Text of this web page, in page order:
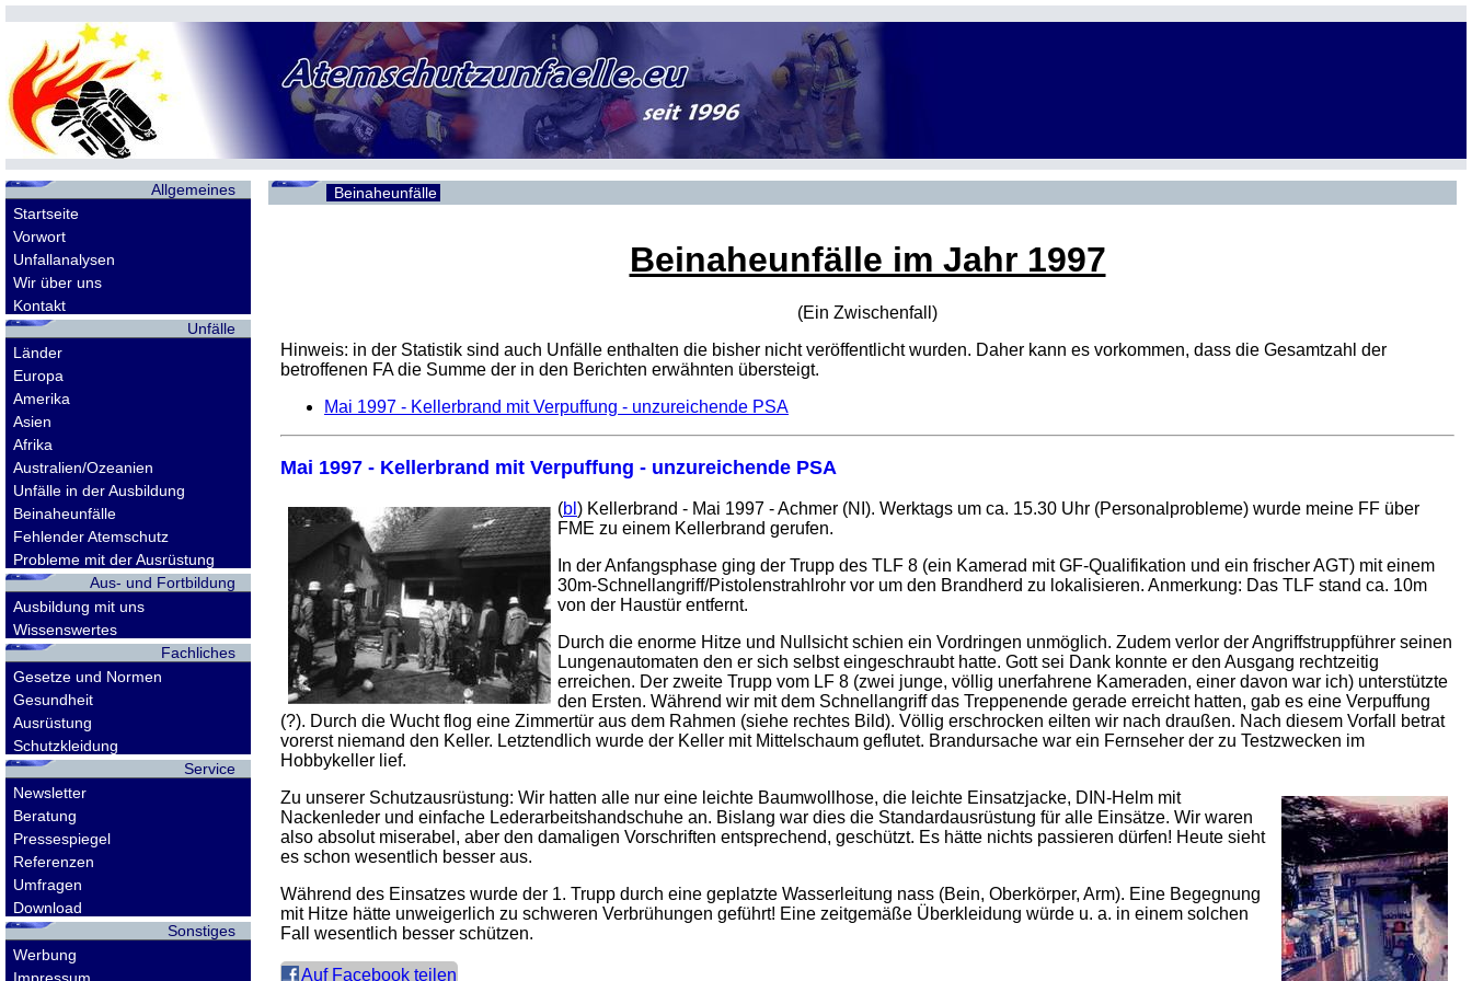
Allgemeines
Startseite
Vorwort
Unfallanalysen
Wir über uns
Kontakt
Unfälle
Länder
Europa
Amerika
Asien
Afrika
Australien/Ozeanien
Unfälle in der Ausbildung
Beinaheunfälle
Fehlender Atemschutz
Probleme mit der Ausrüstung
Aus- und Fortbildung
Ausbildung mit uns
Wissenswertes
Fachliches
Gesetze und Normen
Gesundheit
Ausrüstung
Schutzkleidung
Service
Newsletter
Beratung
Pressespiegel
Referenzen
Umfragen
Download
Sonstiges
Werbung
Beinaheunfälle
Beinaheunfälle im Jahr 1997
(Ein Zwischenfall)
Hinweis: in der Statistik sind auch Unfälle enthalten die bisher nicht veröffentlicht wurden. Daher kann es vorkommen, dass die Gesamtzahl der
betroffenen FAdie Summe der in den Berichten erwähnten übersteigt.
Mai 1997 - Kellerbrand mit Verpuffung - unzureichende PSA
Mai 1997 - Kellerbrand mit Verpuffung - unzureichende PSA
(bl ) Kellerbrand - Mai 1997 - Achmer (NI). Werktags um ca. 15.30 Uhr (Personalprobleme) wurde meine FF über
FME zu einem Kellerbrand gerufen.
In der Anfangsphase ging der Trupp des TLF 8 (ein Kamerad mit GF-Qualifikation und ein frischer AGT) mit einem
30m-Schnellangriff/Pistolenstrahlrohr vor um den Brandherd zu lokalisieren. Anmerkung: Das TLF stand ca. 10m
von der Haustür entfernt.
Durch die enorme Hitze und Nullsicht schien ein Vordringen unmöglich. Zudem verlor der Angriffstruppführer seinen
Lungenautomaten den er sich selbst eingeschraubt hatte. Gott sei Dank konnte er den Ausgang rechtzeitig
erreichen. Der zweite Trupp vom LF 8 (zwei junge, völlig unerfahrene Kameraden, einer davon war ich) unterstützte
den Ersten. Während wir mit dem Schnellangriff das Treppenende gerade erreicht hatten, gab es eine Verpuffung
(?). Durch die Wucht flog eine Zimmertür aus dem Rahmen (siehe rechtes Bild). Völlig erschrocken eilten wir nach draußen. Nach diesem Vorfall betrat
vorerst niemand den Keller. Letztendlich wurde der Keller mit Mittelschaum geflutet. Brandursache war ein Fernseher der zu Testzwecken im
Hobbykeller lief.
Zu unserer Schutzausrüstung: Wir hatten alle nur eine leichte Baumwollhose, die leichte Einsatzjacke, DIN-Helm mit
Nackenleder und einfache Lederarbeitshandschuhe an. Bislang war dies die Standardausrüstung für alle Einsätze. Wir waren
also absolut miserabel, aber den damaligen Vorschriften entsprechend, geschützt. Es hätte nichts passieren dürfen! Heute sieht
es schon wesentlich besser aus.
Während des Einsatzes wurde der 1. Trupp durch eine geplatzte Wasserleitung nass (Bein, Oberkörper, Arm). Eine Begegnung
mit Hitze hätte unweigerlich zu schweren Verbrühungen geführt! Eine zeitgemäße Überkleidung würde u. a. in einem solchen
Fall wesentlich besser schützen.
Auf Facebook teilen